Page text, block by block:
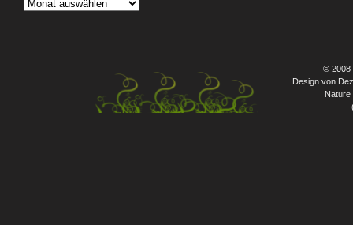
© 2008
Design von
Nature